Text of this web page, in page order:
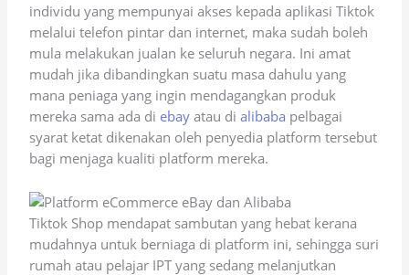
individu yang mempunyai akses kepada aplikasi Tiktok
melalui telefon pintar dan internet, maka sudah boleh
mula melakukan jualan ke seluruh negara. Ini amat
mudah jika dibandingkan suatu masa dahulu yang
mana peniaga yang ingin mendagangkan produk
mereka sama ada di ebay atau dialibaba pelbagai
syarat ketat dikenakan oleh penyedia platform tersebut
bagi menjaga kualiti platform mereka.
Tiktok Shop mendapat sambutan yang hebat kerana
mudahnya untuk berniaga di platform ini, sehingga suri
rumah atau pelajar IPT yang sedang melanjutkan